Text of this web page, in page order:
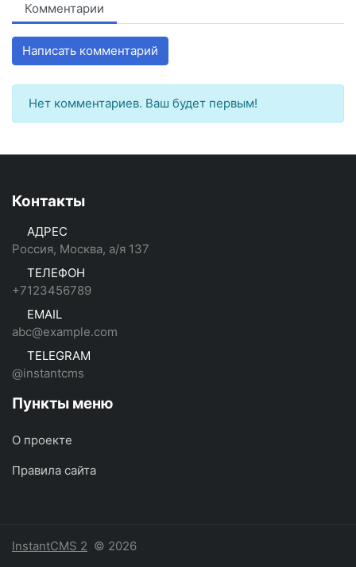
Комментарии
Написать комментарий
Нет комментариев. Ваш будет первым!
Контакты
АДРЕС
Россия, Москва, а/я 137
ТЕЛЕФОН
+7123456789
EMAIL
abc@example.com
TELEGRAM
@instantcms
Пункты меню
О проекте
Правила сайта
InstantCMS 2 © 2026